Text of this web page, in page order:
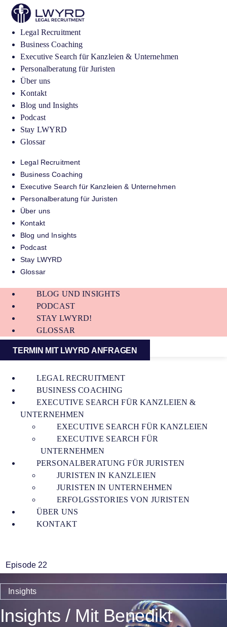
Legal Recruitment
Business Coaching
Executive Search für Kanzleien & Unternehmen
Personalberatung für Juristen
Über uns
Kontakt
Blog und Insights
Podcast
Stay LWYRD
Glossar
Legal Recruitment
Business Coaching
Executive Search für Kanzleien & Unternehmen
Personalberatung für Juristen
Über uns
Kontakt
Blog und Insights
Podcast
Stay LWYRD
Glossar
BLOG UND INSIGHTS
PODCAST
STAY LWYRD!
GLOSSAR
TERMIN MIT LWYRD ANFRAGEN
LEGAL RECRUITMENT
BUSINESS COACHING
EXECUTIVE SEARCH FÜR KANZLEIEN &
UNTERNEHMEN
EXECUTIVE SEARCH FÜR KANZLEIEN
EXECUTIVE SEARCH FÜR
UNTERNEHMEN
PERSONALBERATUNG FÜR JURISTEN
JURISTEN IN KANZLEIEN
JURISTEN IN UNTERNEHMEN
ERFOLGSSTORIES VON JURISTEN
ÜBER UNS
KONTAKT
Episode 22
Insights
Insights / Mit Benedikt